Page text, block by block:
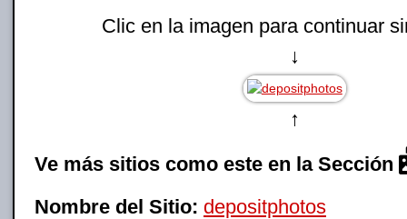
Clic en la imagen para continuar
↓
↑
Ve más sitios como este en la Sección
Nombre del Sitio: depositphotos